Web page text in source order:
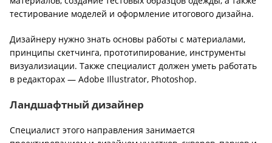
тестирование моделей и оформление итогового дизайна.
Дизайнеру нужно знать основы работы с материалами,
принципы скетчинга, прототипирование, инструменты
визуализиации. Также специалист должен уметь работать
в редакторах — Adobe Illustrator, Photoshop.
Ландшафтный дизайнер
Специалист этого направления занимается